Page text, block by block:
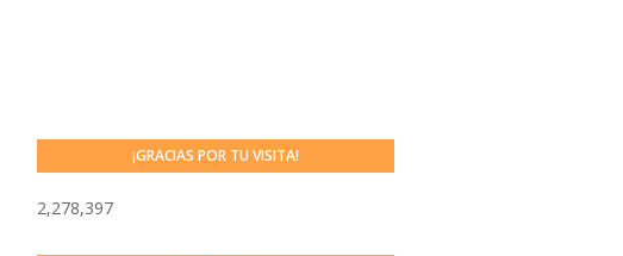
¡GRACIAS POR TU VISITA!
2,278,397